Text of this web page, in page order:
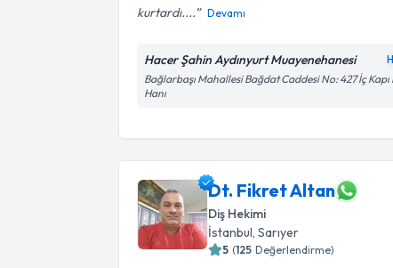
kurtardı....
Devamı
Hacer Şahin Aydınyurt Muayenehanesi
Bağlarbaşı Mahallesi Bağdat Caddesi No: 427 İç Kapı
Hanı
Dt. Fikret Altan
Diş Hekimi
İstanbul , Sarıyer
5 (125 Değerlendirme)